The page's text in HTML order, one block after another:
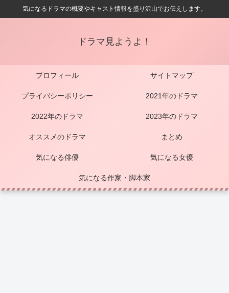
気になるドラマの概要やキャスト情報を盛り沢山でお伝えします。
ドラマ見ようよ！
プロフィール サイトマップ
プライバシーポリシー 2021年のドラマ
2022年のドラマ 2023年のドラマ
オススメのドラマ まとめ
気になる俳優 気になる女優
気になる作家・脚本家